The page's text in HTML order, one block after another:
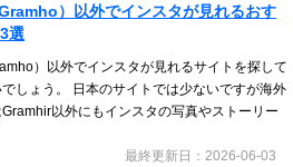
）以外でインスタが見れるおす
選
）以外でインスタが見れるサイトを探して
しょう。 日本のサイトでは少ないですが海外
以外にもインスタの写真やストーリー
最終更新日：2026-06-03